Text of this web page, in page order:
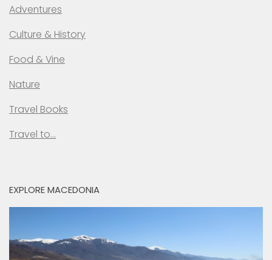
Adventures
Culture & History
Food & Vine
Nature
Travel Books
Travel to…
EXPLORE MACEDONIA